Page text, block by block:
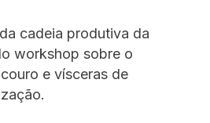
cadeia produtiva da
workshop sobre o
e vísceras de